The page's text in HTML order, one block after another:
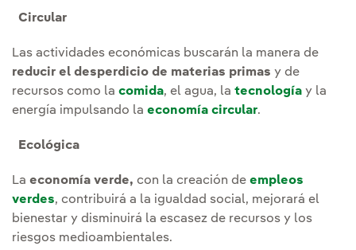
Circular
Las actividades económicas buscarán la manera de
reducir el desperdicio de materias primas y de
recursos como la comida, el agua, la tecnología y la
energía impulsando la economía circular.
Ecológica
La economía verde, con la creación de empleos
verdes, contribuirá a la igualdad social, mejorará el
bienestar y disminuirá la escasez de recursos y los
riesgos medioambientales.